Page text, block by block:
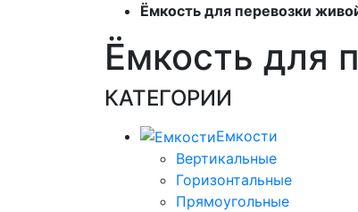
Ёмкость для перевозки
Ёмкость для
КАТЕГОРИИ
Емкости
Вертикальные
Горизонтальные
Прямоугольные